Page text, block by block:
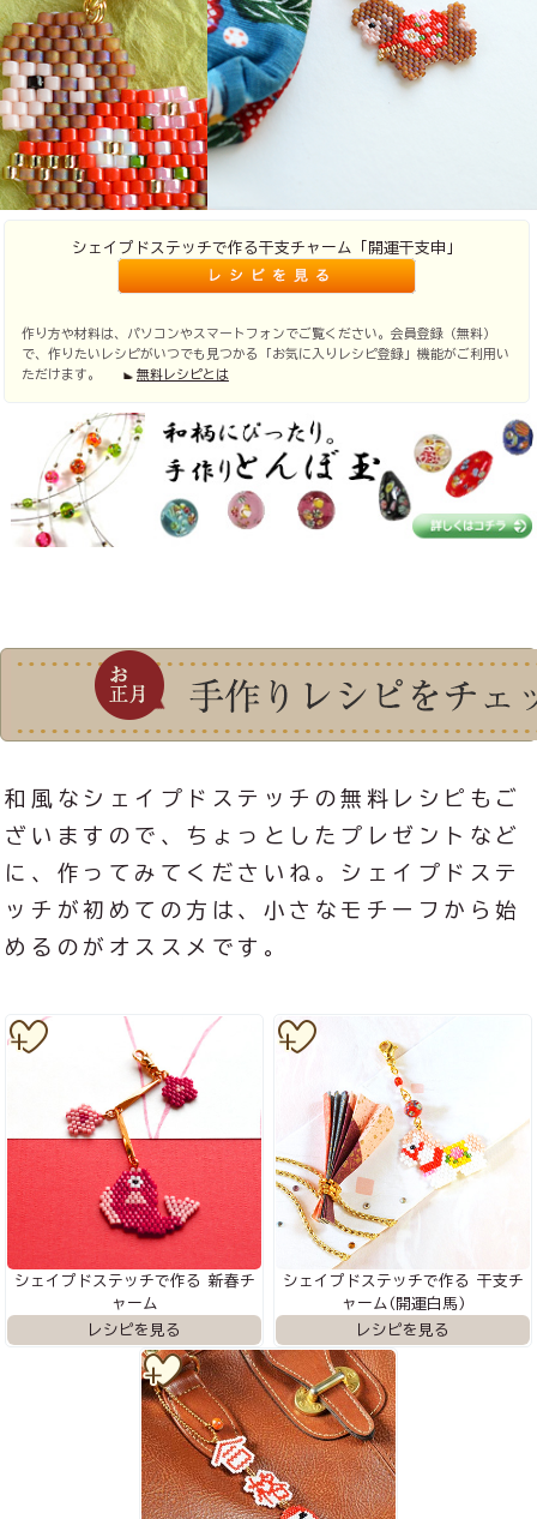
シェイプドステッチで作る干支チャーム「開運干支申」
作り方や材料は、パソコンやスマートフォンでご覧ください。会員登録（無料）
で、作りたいレシピがいつでも見つかる「お気に入りレシピ登録」機能がご利用い
ただけます。
無料レシピとは
和風なシェイプドステッチの無料レシピもご
ざいますので、ちょっとしたプレゼントなど
に、作ってみてくださいね。シェイプドステ
ッチが初めての方は、小さなモチーフから始
めるのがオススメです。
シェイプドステッチで作る 新春チ
ャーム
シェイプドステッチで作る 干支チ
ャーム(開運白馬)